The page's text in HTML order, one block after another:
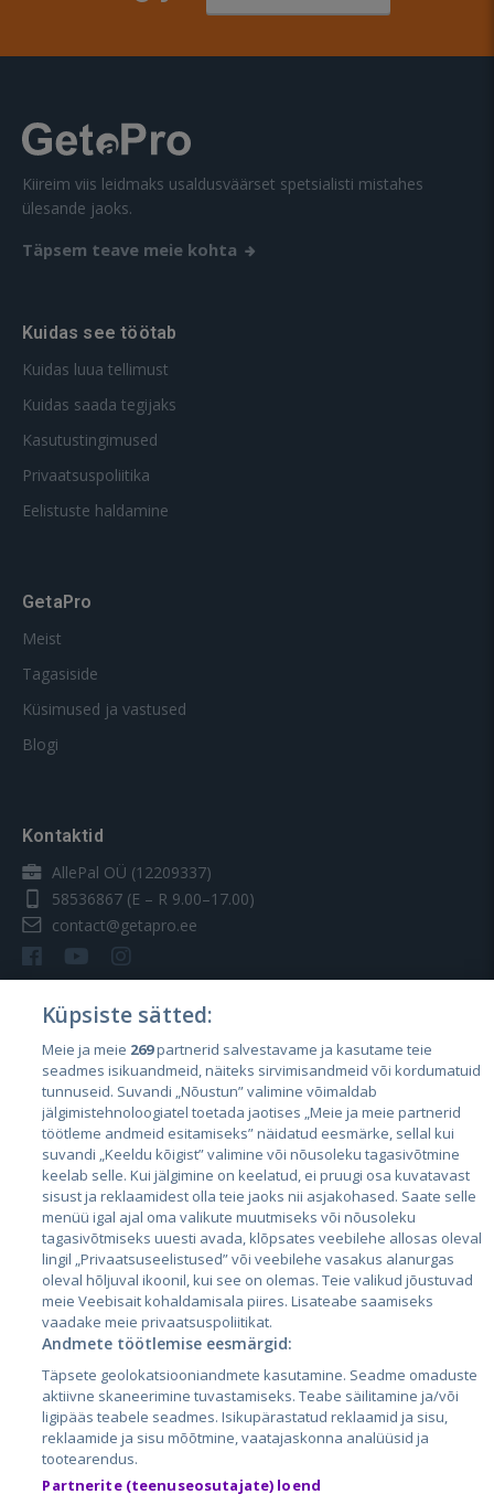
Kiireim viis leidmaks usaldusväärset spetsialisti mistahes
ülesande jaoks.
Täpsem teave meie kohta
Kuidas see töötab
Kuidas luua tellimust
Kuidas saada tegijaks
Kasutustingimused
Privaatsuspoliitika
Eelistuste haldamine
GetaPro
Meist
Tagasiside
Küsimused ja vastused
Blogi
Kontaktid
AllePal OÜ (12209337)
58536867 (E – R 9.00–17.00)
contact@getapro.ee
Riigid
Eesti
Läti
Leedu
City24.lv
City24.ee
GetaPro.lv
GetaPro.ee
Autoplius.lt
CVbankas.lt
Kainos.lt
Paslaugos.lt
auto24.ee
Osta.ee
Küpsiste sätted:
Meie ja meie 269partnerid salvestavame ja kasutame teie
seadmes isikuandmeid, näiteks sirvimisandmeid või kordumatuid
tunnuseid. Suvandi „Nõustun” valimine võimaldab
jälgimistehnoloogiatel toetada jaotises „Meie ja meie partnerid
töötleme andmeid esitamiseks” näidatud eesmärke, sellal kui
suvandi „Keeldu kõigist” valimine või nõusoleku tagasivõtmine
keelab selle. Kui jälgimine on keelatud, ei pruugi osa kuvatavast
sisust ja reklaamidest olla teie jaoks nii asjakohased. Saate selle
menüü igal ajal oma valikute muutmiseks või nõusoleku
tagasivõtmiseks uuesti avada, klõpsates veebilehe allosas oleval
lingil „Privaatsuseelistused” või veebilehe vasakus alanurgas
oleval hõljuval ikoonil, kui see on olemas. Teie valikud jõustuvad
meie Veebisait kohaldamisala piires. Lisateabe saamiseks
vaadake meie privaatsuspoliitikat.
Andmete töötlemise eesmärgid:
Täpsete geolokatsiooniandmete kasutamine. Seadme omaduste
aktiivne skaneerimine tuvastamiseks. Teabe säilitamine ja/või
ligipääs teabele seadmes. Isikupärastatud reklaamid ja sisu,
reklaamide ja sisu mõõtmine, vaatajaskonna analüüsid ja
tootearendus.
Partnerite (teenuseosutajate) loend